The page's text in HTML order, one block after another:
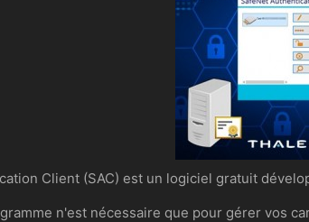
Client (SAC) est un logiciel gratuit
n'est nécessaire que pour gérer vos